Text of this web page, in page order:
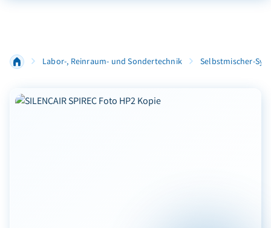
Labor-, Reinraum- und Sondertechnik Selbstmischer-